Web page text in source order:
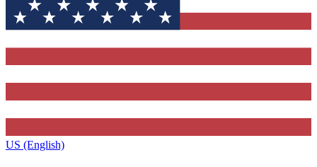
US (English)